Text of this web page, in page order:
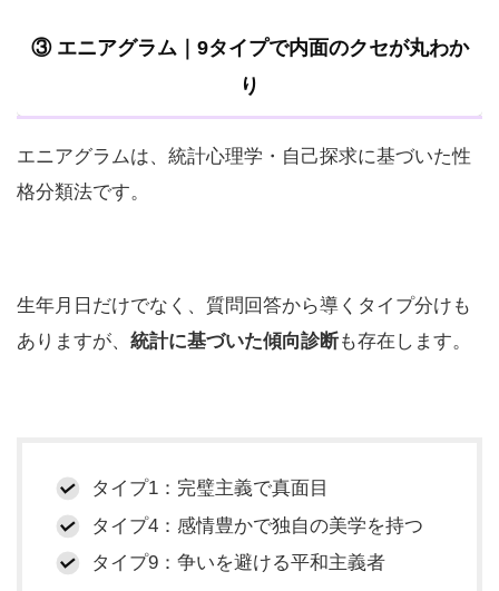
③ エニアグラム｜9タイプで内面のクセが丸わか
り
エニアグラムは、統計心理学・自己探求に基づいた性
格分類法です。
生年月日だけでなく、質問回答から導くタイプ分けも
ありますが、 統計に基づいた傾向診断も存在します。
タイプ1：完璧主義で真面目
タイプ4：感情豊かで独自の美学を持つ
タイプ9：争いを避ける平和主義者